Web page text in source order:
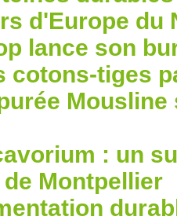
d'Europe du
lance son
cotons-tiges
: un
Montpellier